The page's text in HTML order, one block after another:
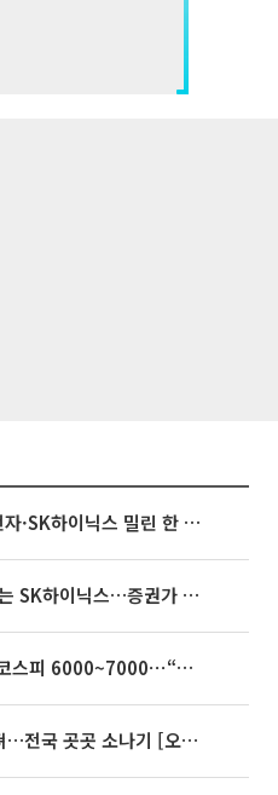
[베스트&워스트] 삼성전자·SK하이닉스 밀린 한 주…상상인증권은 85% 급등
'불안과 기대 사이' 널뛰는 SK하이닉스…증권가 "HBM4·LTA 기반 펀터멘털 견고"
[주간증시전망] 다음주 코스피 6000~7000⋯“外人 수급은 정책이 변수”
35도 안팎 무더위 이어져…전국 곳곳 소나기 [오늘 날씨]